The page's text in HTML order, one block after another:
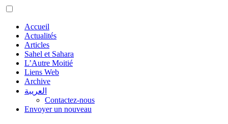
Accueil
Actualités
Articles
Sahel et Sahara
L’Autre Moitié
Liens Web
Archive
العريبة
Contactez-nous
Envoyer un nouveau